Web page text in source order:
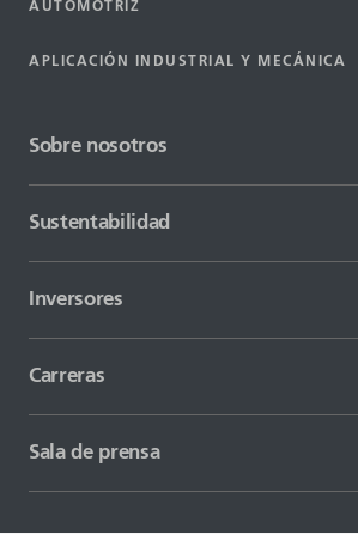
AUTOMOTRIZ
APLICACIÓN INDUSTRIAL Y MECÁNICA
Sobre nosotros
Sustentabilidad
Inversores
Carreras
Sala de prensa